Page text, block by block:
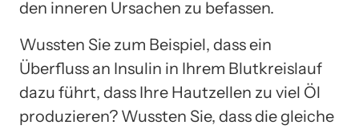
den inneren Ursachen zu befassen.
Wussten Sie zum Beispiel, dass ein
Überfluss an Insulin in Ihrem Blutkreislauf
dazu führt, dass Ihre Hautzellen zu viel Öl
produzieren? Wussten Sie, dass die gleiche